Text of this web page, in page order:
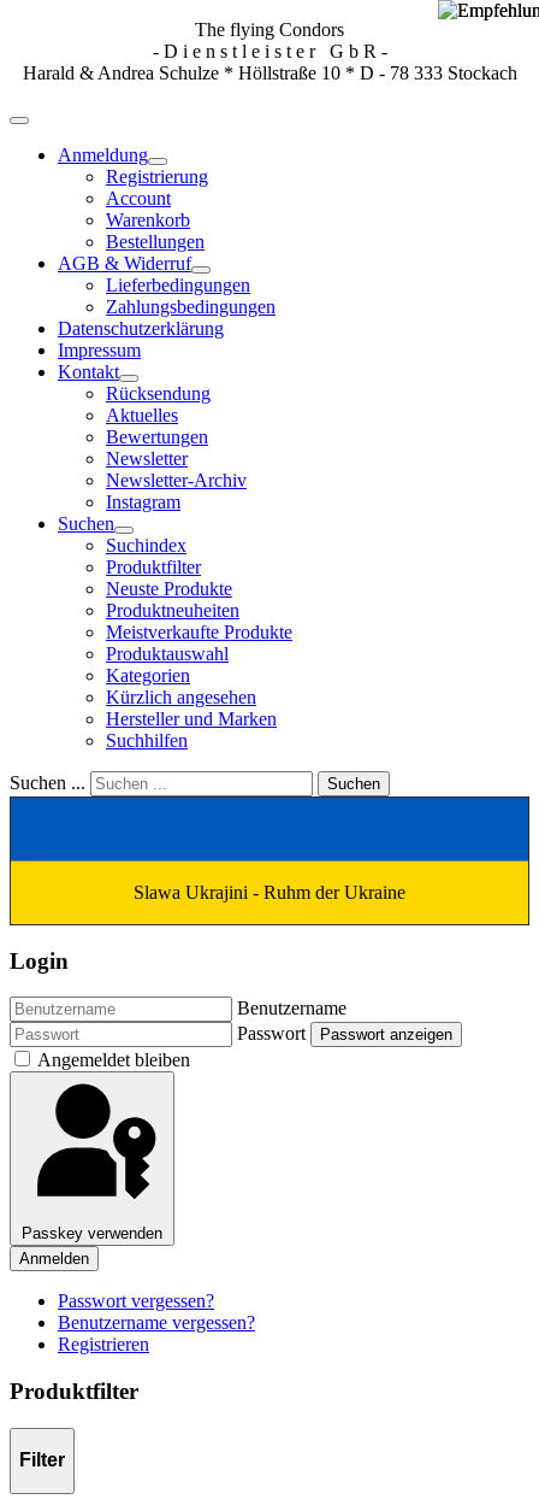
The flying Condors
- D i e n s t l e i s t e r G b R -
Harald & Andrea Schulze * Höllstraße 10 * D - 78 333 Stockach
Anmeldung
Registrierung
Account
Warenkorb
Bestellungen
AGB & Widerruf
Lieferbedingungen
Zahlungsbedingungen
Datenschutzerklärung
Impressum
Kontakt
Rücksendung
Aktuelles
Bewertungen
Newsletter
Newsletter-Archiv
Instagram
Suchen
Suchindex
Produktfilter
Neuste Produkte
Produktneuheiten
Meistverkaufte Produkte
Produktauswahl
Kategorien
Kürzlich angesehen
Hersteller und Marken
Suchhilfen
Suchen ... Suchen
Slawa Ukrajini - Ruhm der Ukraine
Login
Benutzername
Passwort
Passwort anzeigen
Angemeldet bleiben
Passkey verwenden
Anmelden
Passwort vergessen?
Benutzername vergessen?
Registrieren
Produktfilter
Filter